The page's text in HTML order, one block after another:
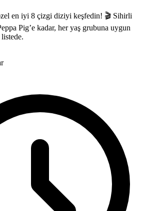
en iyi 8 çizgi diziyi keşfedin! 🎬 Sihirli
Pig’e kadar, her yaş grubuna uygun